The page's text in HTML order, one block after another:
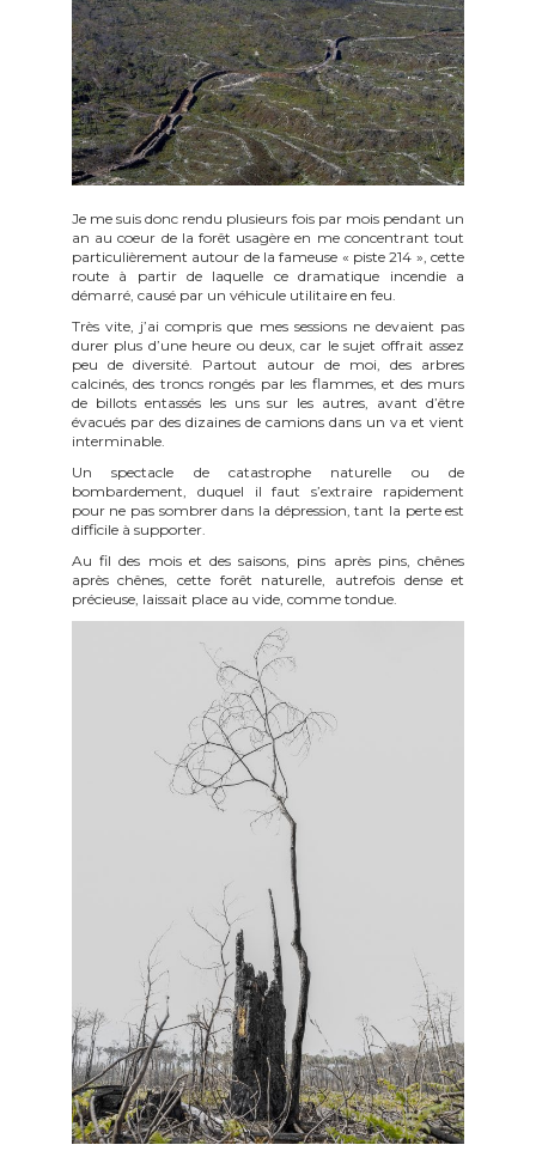
Je me suis donc rendu plusieurs fois par mois pendant un
an au coeur de la forêt usagère en me concentrant tout
particulièrement autour de la fameuse « piste 214 », cette
route à partir de laquelle ce dramatique incendie a
démarré, causé par un véhicule utilitaire en feu.
Très vite, j’ai compris que mes sessions ne devaient pas
durer plus d’une heure ou deux, car le sujet offrait assez
peu de diversité. Partout autour de moi, des arbres
calcinés, des troncs rongés par les flammes, et des murs
de billots entassés les uns sur les autres, avant d’être
évacués par des dizaines de camions dans un va et vient
interminable.
Un spectacle de catastrophe naturelle ou de
bombardement, duquel il faut s’extraire rapidement
pour ne pas sombrer dans la dépression, tant la perte est
difficile à supporter.
Au fil des mois et des saisons, pins après pins, chênes
après chênes, cette forêt naturelle, autrefois dense et
précieuse, laissait place au vide, comme tondue.